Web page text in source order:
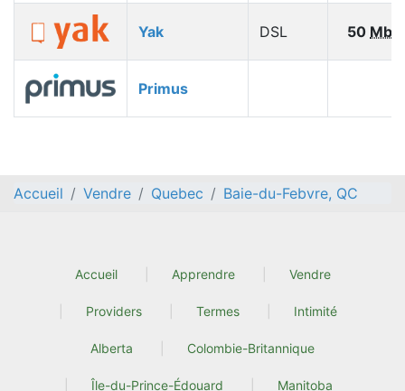
Yak DSL 50
Primus
Accueil Vendre Quebec Baie-du-Febvre, QC
Accueil Apprendre Vendre
Providers Termes Intimité
Alberta Colombie-Britannique
Île-du-Prince-Édouard Manitoba